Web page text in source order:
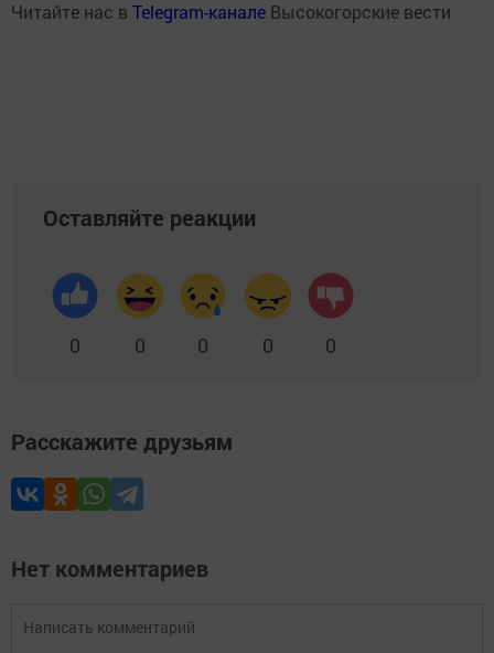
Читайте нас в Telegram-канале Высокогорские вести
Оставляйте реакции
0 0 0 0 0
Расскажите друзьям
Нет комментариев